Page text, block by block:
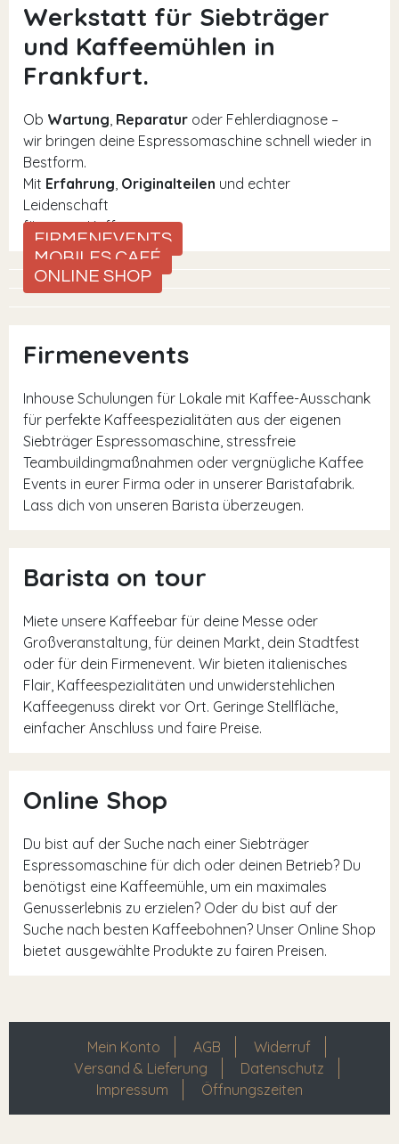
Werkstatt für Siebträger
und Kaffeemühlen in
Frankfurt.
Ob Wartung, Reparatur oder Fehlerdiagnose –
wir bringen deine Espressomaschine schnell wieder in
Bestform.
Mit Erfahrung, Originalteilen und echter
Leidenschaft
für guten Kaffee.
FIRMENEVENTS
MOBILES CAFÉ
ONLINE SHOP
Firmenevents
Inhouse Schulungen für Lokale mit Kaffee-Ausschank
für perfekte Kaffeespezialitäten aus der eigenen
Siebträger Espressomaschine, stressfreie
Teambuildingmaßnahmen oder vergnügliche Kaffee
Events in eurer Firma oder in unserer Baristafabrik.
Lass dich von unseren Barista überzeugen.
Barista on tour
Miete unsere Kaffeebar für deine Messe oder
Großveranstaltung, für deinen Markt, dein Stadtfest
oder für dein Firmenevent. Wir bieten italienisches
Flair, Kaffeespezialitäten und unwiderstehlichen
Kaffeegenuss direkt vor Ort. Geringe Stellfläche,
einfacher Anschluss und faire Preise.
Online Shop
Du bist auf der Suche nach einer Siebträger
Espressomaschine für dich oder deinen Betrieb? Du
benötigst eine Kaffeemühle, um ein maximales
Genusserlebnis zu erzielen? Oder du bist auf der
Suche nach besten Kaffeebohnen? Unser Online Shop
bietet ausgewählte Produkte zu fairen Preisen.
Mein Konto AGB
Widerruf
Versand & Lieferung
Datenschutz
Impressum
Öffnungszeiten